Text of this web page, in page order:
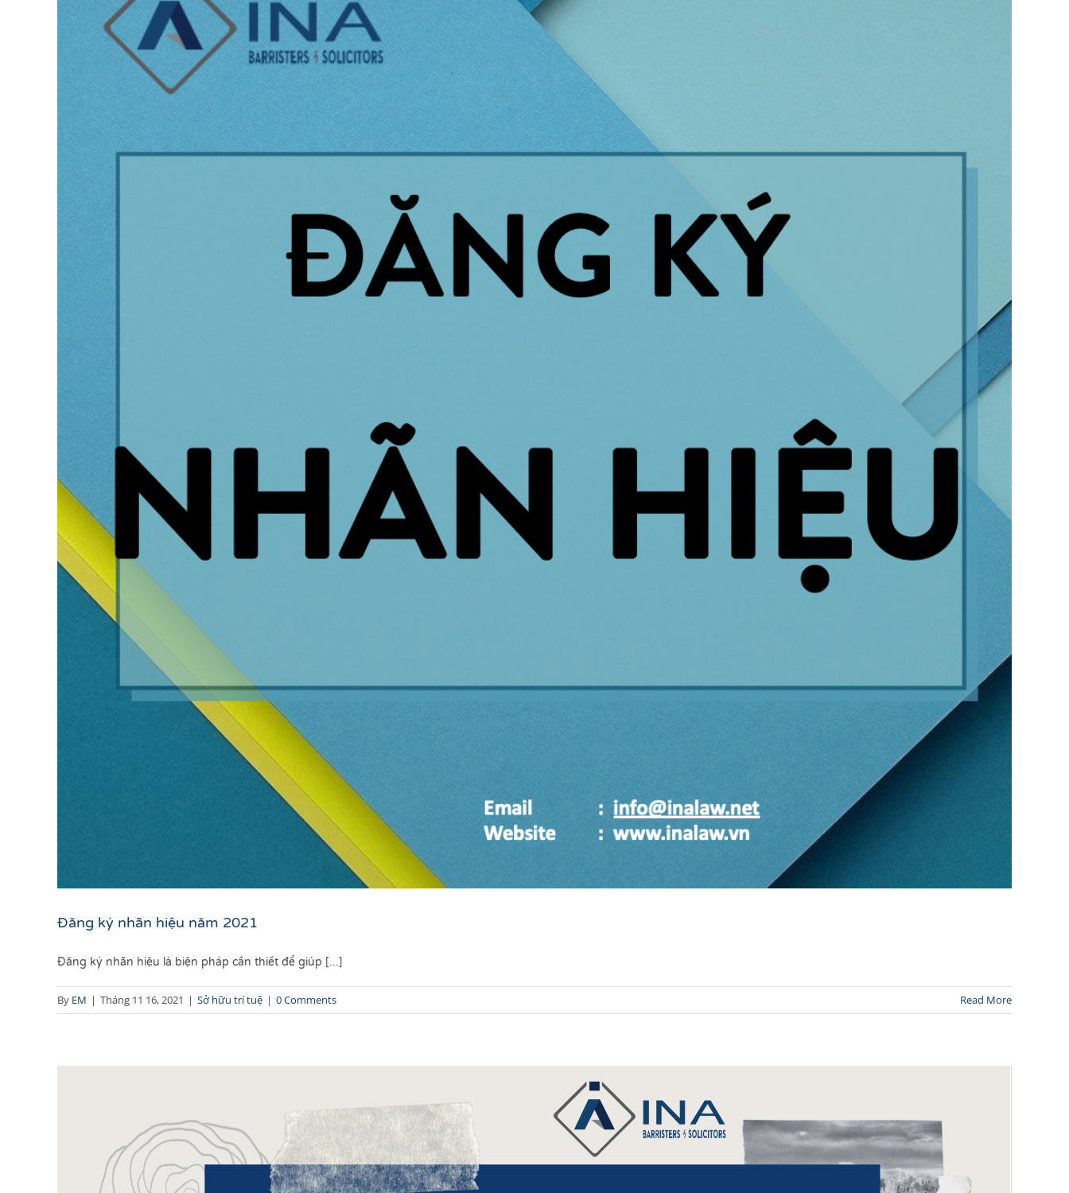
Đăng ký nhãn hiệu năm 2021
Đăng ký nhãn hiệu là biện pháp cần thiết để giúp [...]
By EM | Tháng 11 16, 2021 | Sở hữu trí tuệ | 0 Comments Read More